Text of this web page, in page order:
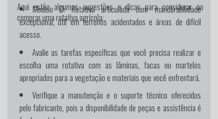
Modelo D:Rotativa articulada com manobrabilidade
excepcional, útil em terrenos acidentados e áreas de difícil
acesso.
Aqui estão algumas sugestões e dicas para considerar ao
comprar uma rotativa agrícola:
Avalie as tarefas específicas que você precisa realizar e
escolha uma rotativa com as lâminas, facas ou martelos
apropriados para a vegetação e materiais que você enfrentará.
Verifique a manutenção e o suporte técnico oferecidos
pelo fabricante, pois a disponibilidade de peças e assistência é